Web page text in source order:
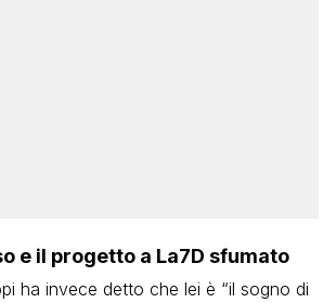
e il progetto a La7D sfumato
ha invece detto che lei è “il sogno di